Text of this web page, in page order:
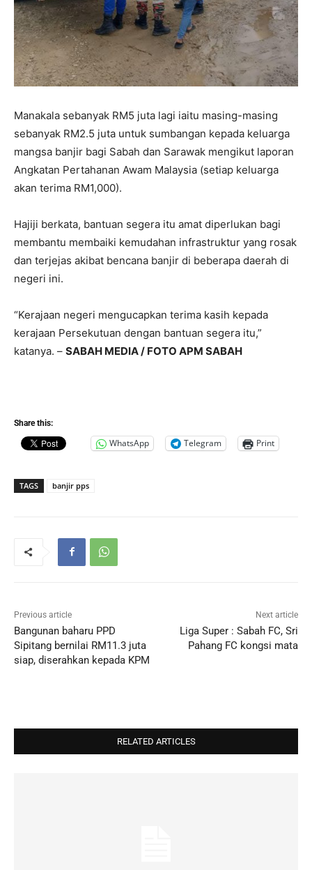
Manakala sebanyak RM5 juta lagi iaitu masing-masing
sebanyak RM2.5 juta untuk sumbangan kepada keluarga
mangsa banjir bagi Sabah dan Sarawak mengikut laporan
Angkatan Pertahanan Awam Malaysia (setiap keluarga
akan terima RM1,000).
Hajiji berkata, bantuan segera itu amat diperlukan bagi
membantu membaiki kemudahan infrastruktur yang rosak
dan terjejas akibat bencana banjir di beberapa daerah di
negeri ini.
“Kerajaan negeri mengucapkan terima kasih kepada
kerajaan Persekutuan dengan bantuan segera itu,”
katanya. – SABAH MEDIA / FOTO APM SABAH
Share this:
WhatsApp Telegram Print
TAGS banjir pps
Previous article
Bangunan baharu PPD
Sipitang bernilai RM11.3 juta
siap, diserahkan kepada KPM
Next article
Liga Super : Sabah FC, Sri
Pahang FC kongsi mata
RELATED ARTICLES